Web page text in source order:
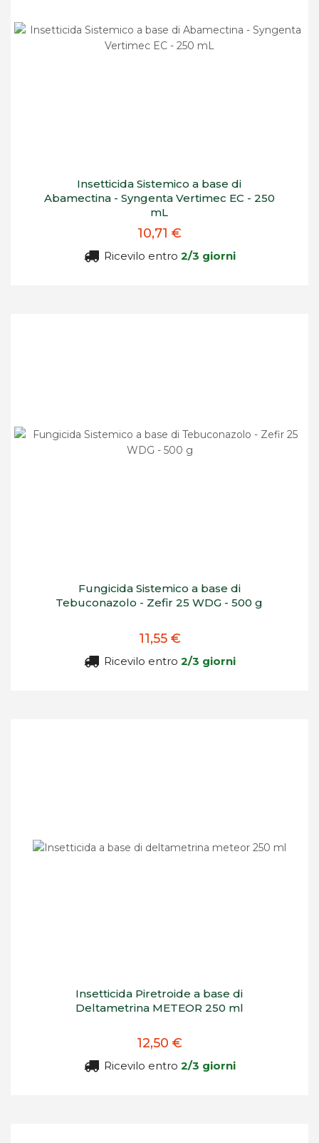
Insetticida Sistemico a base di
Abamectina - Syngenta Vertimec EC - 250
mL
10,71 €
Ricevilo entro 2/3 giorni
Fungicida Sistemico a base di
Tebuconazolo - Zefir 25 WDG - 500 g
11,55 €
Ricevilo entro 2/3 giorni
Insetticida Piretroide a base di
Deltametrina METEOR 250 ml
12,50 €
Ricevilo entro 2/3 giorni